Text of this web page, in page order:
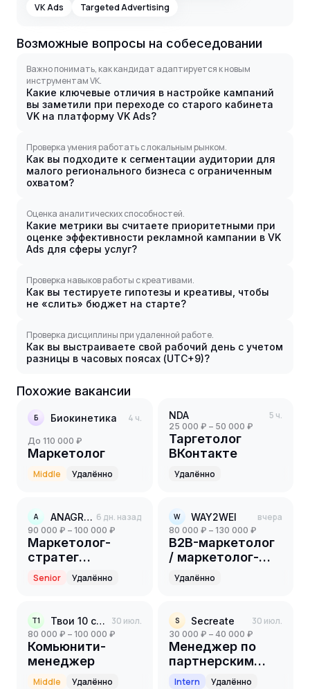
VK Ads
Targeted Advertising
Возможные вопросы на собеседовании
Важно понимать, как кандидат адаптируется к новым
инструментам VK.
Какие ключевые отличия в настройке кампаний
вы заметили при переходе со старого кабинета
VK на платформу VK Ads?
Проверка умения работать с локальным рынком.
Как вы подходите к сегментации аудитории для
малого регионального бизнеса с ограниченным
охватом?
Оценка аналитических способностей.
Какие метрики вы считаете приоритетными при
оценке эффективности рекламной кампании в VK
Ads для сферы услуг?
Проверка навыков работы с креативами.
Как вы тестируете гипотезы и креативы, чтобы
не «слить» бюджет на старте?
Проверка дисциплины при удаленной работе.
Как вы выстраиваете свой рабочий день с учетом
разницы в часовых поясах (UTC+9)?
Похожие вакансии
Б Биокинетика 4 ч.
до 110 000 ₽
Маркетолог
Middle Удалённо
NDA 5 ч.
25 000 ₽ – 50 000 ₽
Таргетолог
ВКонтакте
Удалённо
A ANAGRAN 6 дн. назад
90 000 ₽ – 100 000 ₽
Маркетолог-
стратег
партнёрского
направления
Senior Удалённо
W WAY2WEI вчера
80 000 ₽ – 130 000 ₽
B2B-маркетолог
/ маркетолог-
универсал
Удалённо
Т1 Твои 10 соток 30 июл.
80 000 ₽ – 100 000 ₽
Комьюнити-
менеджер
Middle Удалённо
S Secreate 30 июл.
30 000 ₽ – 40 000 ₽
Менеджер по
партнерским
программам
Intern Удалённо